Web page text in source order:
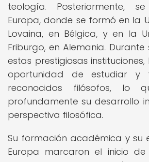
teología. Posteriormente,
Europa, donde se formó en la
Lovaina, en Bélgica, y en la
Friburgo, en Alemania.
estas prestigiosas instituciones,
oportunidad de estudiar y
reconocidos filósofos, lo
profundamente su desarrollo
perspectiva filosófica.
Su formación académica y su
Europa marcaron el inicio